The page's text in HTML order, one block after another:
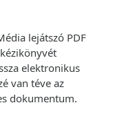
lejátszó PDF
elektronikus
van téve az
dokumentum.